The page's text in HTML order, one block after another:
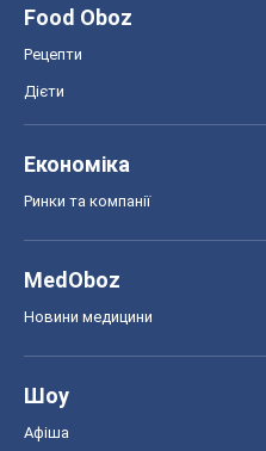
Food Oboz
Рецепти
Дієти
Економіка
Ринки та компанії
MedOboz
Новини медицини
Шоу
Афіша